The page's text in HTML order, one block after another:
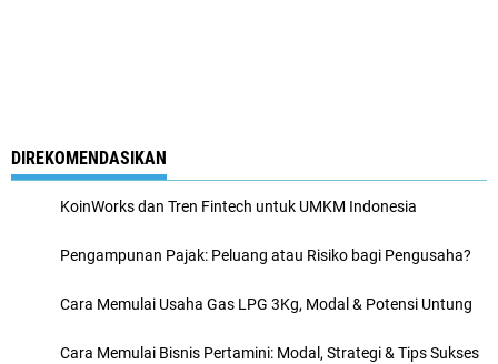
DIREKOMENDASIKAN
KoinWorks dan Tren Fintech untuk UMKM Indonesia
Pengampunan Pajak: Peluang atau Risiko bagi Pengusaha?
Cara Memulai Usaha Gas LPG 3Kg, Modal & Potensi Untung
Cara Memulai Bisnis Pertamini: Modal, Strategi & Tips Sukses